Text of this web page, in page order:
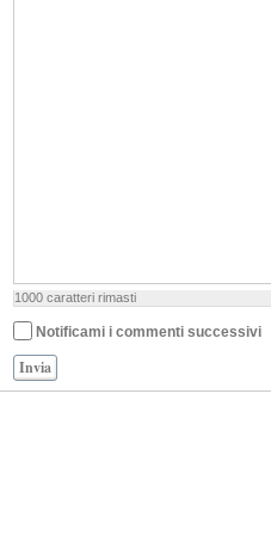
1000 caratteri rimasti
Notificami i commenti successivi
Invia